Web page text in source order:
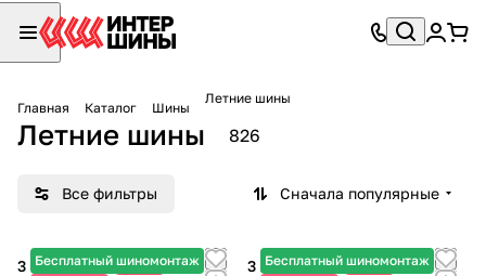
Главная Каталог Шины
Летние шины
Летние шины 826
Все фильтры Сначала популярные
Бесплатный шиномонтаж
3 610 ₽4 810 ₽ -25%
Бесплатный шиномонтаж
3 210 ₽4 520 ₽ -29%